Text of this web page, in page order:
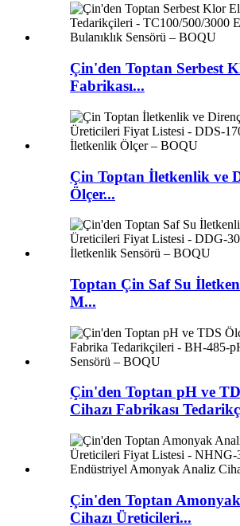
Çin'den Toptan Serbest
Fabrikası...
Çin Toptan İletkenlik ve
Ölçer...
Toptan Çin Saf Su
M...
Çin'den Toptan pH ve
Cihazı Fabrikası
Çin'den Toptan
Cihazı Üreticileri...